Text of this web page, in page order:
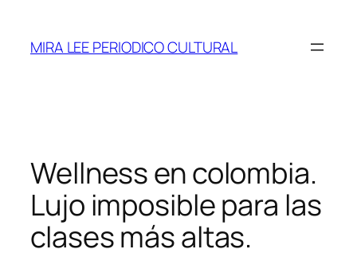
contenido
MIRA LEE PERIODICO CULTURAL
Wellness en colombia.
Lujo imposible para las
clases más altas.